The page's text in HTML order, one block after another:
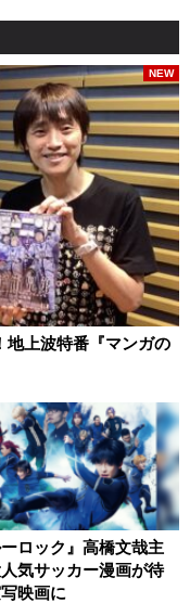
地上波特番『マンガの
NEW
ーロック』高橋文哉主
気サッカー漫画が待
映画に